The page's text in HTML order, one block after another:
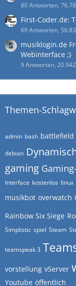
80 Antworten,
First-Coder.de:
69 Antworten,
musiklogin.de
Webinterface ;)
9 Antworten,
Themen-
admin bash battlefield
debian
gaming
Interface kostenlos linux
musikbot overwatch
Rainbow Six Siege
Simplistic spiel Steam
teamspeak 3
vorstellung vServer
Youtube öffentlich